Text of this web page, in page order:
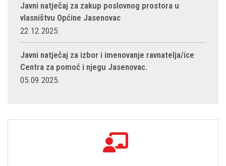
Javni natječaj za zakup poslovnog prostora u
vlasništvu Općine Jasenovac
22.12.2025.
Javni natječaj za izbor i imenovanje ravnatelja/ice
Centra za pomoć i njegu Jasenovac.
05.09.2025.